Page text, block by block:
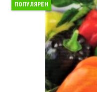
ПОПУЛЯРЕН